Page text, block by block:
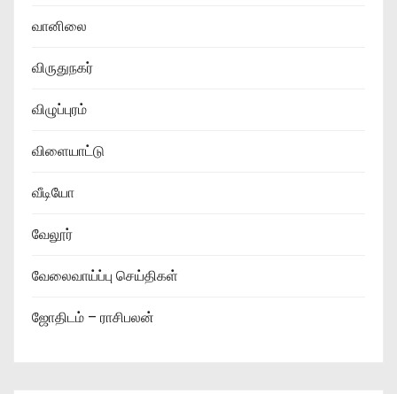
வானிலை
விருதுநகர்
விழுப்புரம்
விளையாட்டு
வீடியோ
வேலூர்
வேலைவாய்ப்பு செய்திகள்
ஜோதிடம் – ராசிபலன்